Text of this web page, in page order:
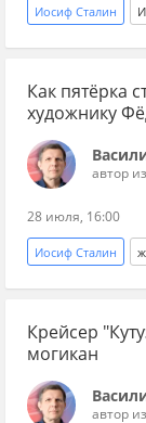
Иосиф Сталин
история СССР
Хрущев
русская литература
Как пятёрка
художнику
автор
28 июля, 16:00
Иосиф Сталин
История
Москва
Крейсер
могикан
автор